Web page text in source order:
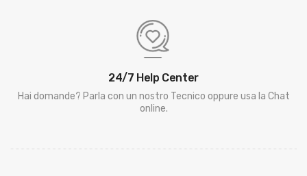
24/7 Help Center
Hai domande? Parla con un nostro Tecnico oppure usa la Chat
online.